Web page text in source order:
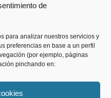
de
para analizar nuestros servicios y
preferencias en base a un perfil
(por ejemplo, páginas
pinchando en: